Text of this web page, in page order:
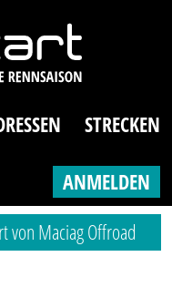
STRECKEN
ANMELDEN
von Maciag Offroad